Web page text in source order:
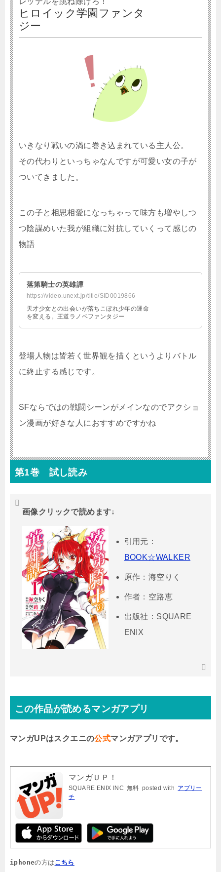
ヒロイック学園ファンタ
ジー
いきなり戦いの渦に巻き込まれている主人公。
その代わりといっちゃなんですが可愛い女の子が
ついてきました。
この子と相思相愛になっちゃって味方も増やしつ
つ陰謀めいた我が組織に対抗していくって感じの
物語
落第騎士の英雄譚
https://video.unext.jp/title/SID0019866
天才少女との出会いが落ちこぼれ少年の運命
を変える。王道ラノベファンタジー
登場人物は皆若く世界観を描くというよりバトル
に終止する感じです。
SFならではの戦闘シーンがメインなのでアクショ
ン漫画が好きな人におすすめですかね
第1巻 試し読み
画像クリックで読めます↓
引用元：
BOOK☆WALKER
原作：海空りく
作者：空路恵
出版社：SQUARE
ENIX
この作品が読めるマンガアプリ
マンガUPはスクエニの公式マンガアプリです。
マンガＵＰ！
SQUARE ENIX INC 無料 posted with アプリー
チ
iphoneの方は こちら